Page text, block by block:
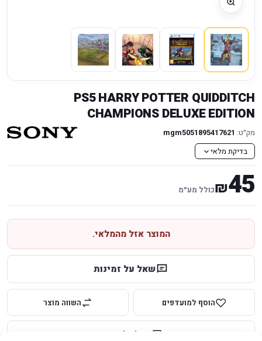
PS5 HARRY POTTER QUIDDITCH
CHAMPIONS DELUXE EDITION
מק״ט: mgm5051895417621
בדיקת מלאי
45
₪כולל מע״מ
המוצר אזל מהמלאי.
שאל על זמינות
הוסף למועדפים השווה מוצר
שאל על המוצר